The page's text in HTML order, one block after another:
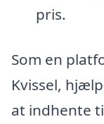
pris.
Som en
Kvissel,
at indhente